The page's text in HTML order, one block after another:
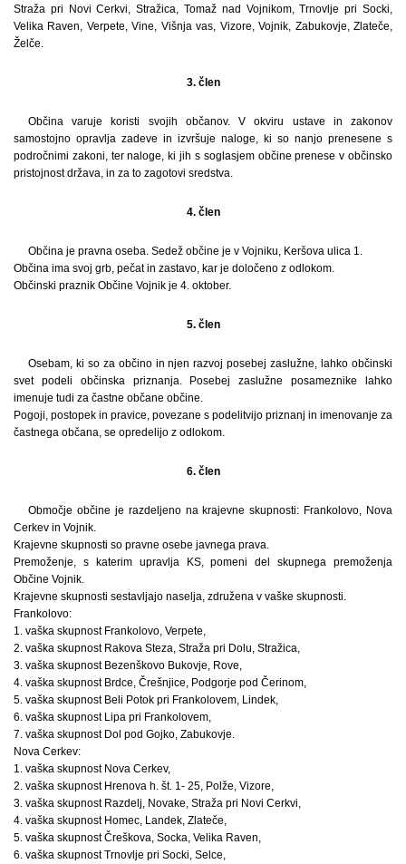
Straža pri Novi Cerkvi, Stražica, Tomaž nad Vojnikom, Trnovlje pri Socki,
Velika Raven, Verpete, Vine, Višnja vas, Vizore, Vojnik, Zabukovje, Zlateče,
Želče.
3. člen
Občina varuje koristi svojih občanov. V okviru ustave in zakonov
samostojno opravlja zadeve in izvršuje naloge, ki so nanjo prenesene s
področnimi zakoni, ter naloge, ki jih s soglasjem občine prenese v občinsko
pristojnost država, in za to zagotovi sredstva.
4. člen
Občina je pravna oseba. Sedež občine je v Vojniku, Keršova ulica 1.
Občina ima svoj grb, pečat in zastavo, kar je določeno z odlokom.
Občinski praznik Občine Vojnik je 4. oktober.
5. člen
Osebam, ki so za občino in njen razvoj posebej zaslužne, lahko občinski
svet podeli občinska priznanja. Posebej zaslužne posameznike lahko
imenuje tudi za častne občane občine.
Pogoji, postopek in pravice, povezane s podelitvijo priznanj in imenovanje za
častnega občana, se opredelijo z odlokom.
6. člen
Območje občine je razdeljeno na krajevne skupnosti: Frankolovo, Nova
Cerkev in Vojnik.
Krajevne skupnosti so pravne osebe javnega prava.
Premoženje, s katerim upravlja KS, pomeni del skupnega premoženja
Občine Vojnik.
Krajevne skupnosti sestavljajo naselja, združena v vaške skupnosti.
Frankolovo:
1. vaška skupnost Frankolovo, Verpete,
2. vaška skupnost Rakova Steza, Straža pri Dolu, Stražica,
3. vaška skupnost Bezenškovo Bukovje, Rove,
4. vaška skupnost Brdce, Črešnjice, Podgorje pod Čerinom,
5. vaška skupnost Beli Potok pri Frankolovem, Lindek,
6. vaška skupnost Lipa pri Frankolovem,
7. vaška skupnost Dol pod Gojko, Zabukovje.
Nova Cerkev:
1. vaška skupnost Nova Cerkev,
2. vaška skupnost Hrenova h. št. 1- 25, Polže, Vizore,
3. vaška skupnost Razdelj, Novake, Straža pri Novi Cerkvi,
4. vaška skupnost Homec, Landek, Zlateče,
5. vaška skupnost Čreškova, Socka, Velika Raven,
6. vaška skupnost Trnovlje pri Socki, Selce,